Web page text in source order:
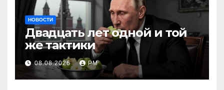
НОВОСТИ
Двадцать лет одной и той
же тактики
08.08.2026 РМ